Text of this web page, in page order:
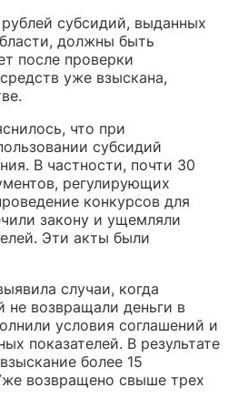
субсидий, выданных
должны быть
после проверки
уже взыскана,
что при
субсидий
В частности, почти 30
регулирующих
конкурсов для
закону и ущемляли
Эти акты были
случаи, когда
не возвращали деньги в
условия соглашений и
показателей. В результате
более 15
возвращено свыше трех